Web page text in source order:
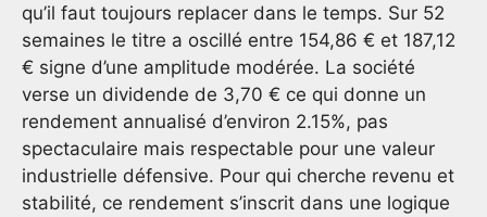
qu’il faut toujours replacer dans le temps. Sur 52
semaines le titre a oscillé entre 154,86 € et 187,12
€ signe d’une amplitude modérée. La société
verse un dividende de 3,70 € ce qui donne un
rendement annualisé d’environ 2.15%, pas
spectaculaire mais respectable pour une valeur
industrielle défensive. Pour qui cherche revenu et
stabilité, ce rendement s’inscrit dans une logique